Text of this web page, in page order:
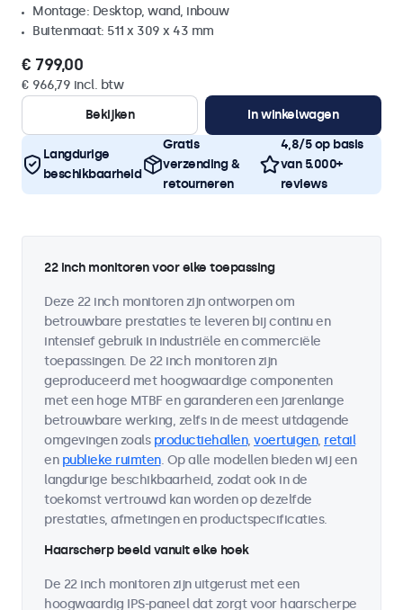
Montage: Desktop, wand, inbouw
Buitenmaat: 511 x 309 x 43 mm
€ 799,00
€ 966,79 incl. btw
Bekijken
In winkelwagen
Langdurige
beschikbaarheid
Gratis
verzending &
retourneren
4,8/5 op basis
van 5.000+
reviews
22 inch monitoren voor elke toepassing
Deze 22 inch monitoren zijn ontworpen om
betrouwbare prestaties te leveren bij continu en
intensief gebruik in industriële en commerciële
toepassingen. De 22 inch monitoren zijn
geproduceerd met hoogwaardige componenten
met een hoge MTBF en garanderen een jarenlange
betrouwbare werking, zelfs in de meest uitdagende
omgevingen zoals productiehallen, voertuigen, retail
en publieke ruimten. Op alle modellen bieden wij een
langdurige beschikbaarheid, zodat ook in de
toekomst vertrouwd kan worden op dezelfde
prestaties, afmetingen en productspecificaties.
Haarscherp beeld vanuit elke hoek
De 22 inch monitoren zijn uitgerust met een
hoogwaardig IPS-paneel dat zorgt voor haarscherpe